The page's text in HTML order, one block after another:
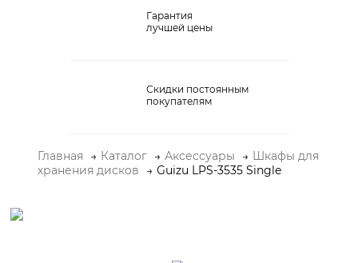
Виниловые проигрыватели
Домашние кинотеатры
Портативный Hi-Fi
Гарантия
лучшей цены
Скидки постоянным
покупателям
Главная Каталог Аксессуары
Шкафы для
хранения дисков
Guizu LPS-3535 Single